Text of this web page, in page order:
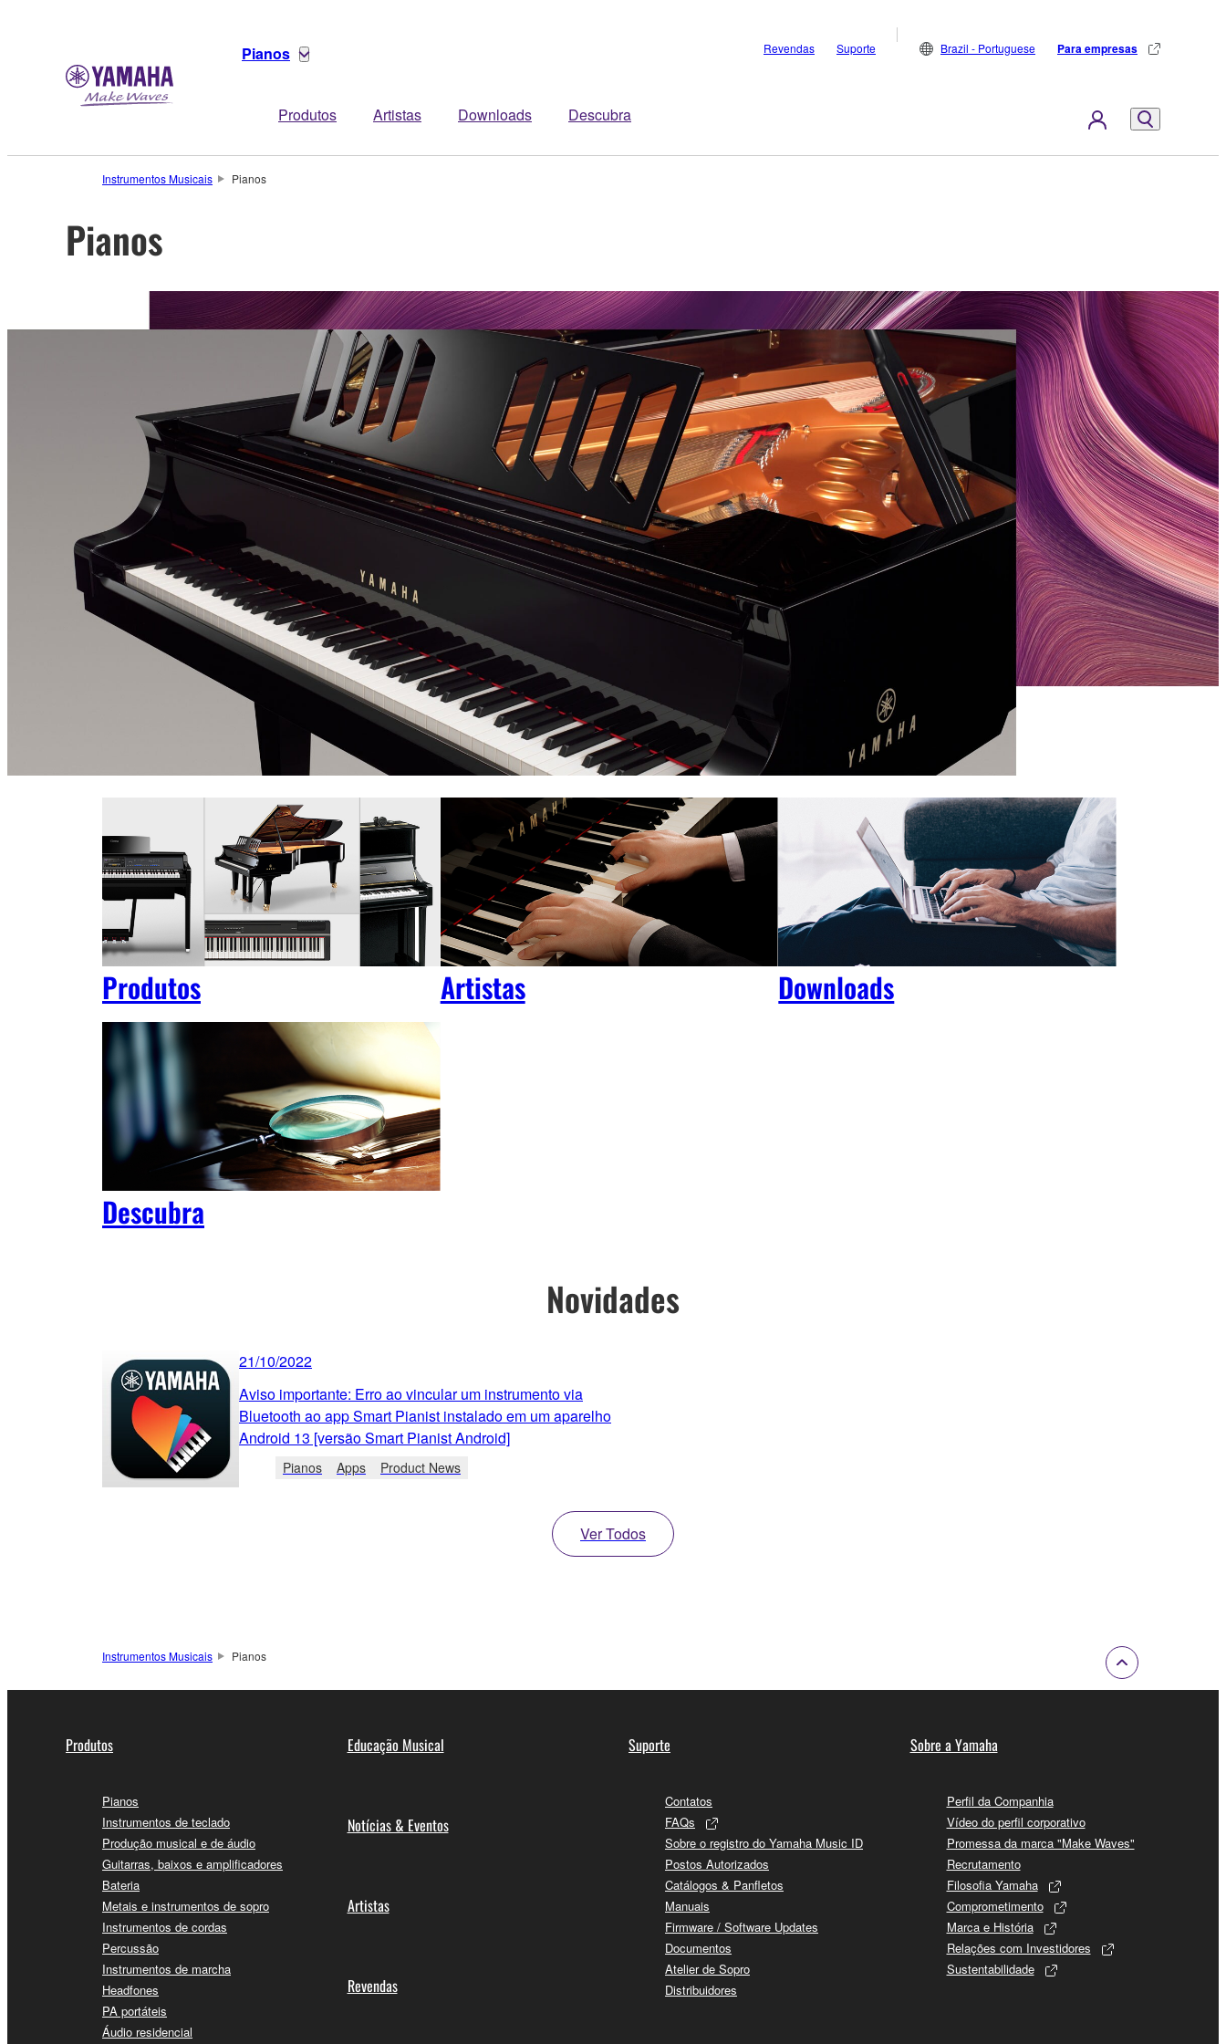
Pianos
Produtos Artistas Downloads Descubra
Revendas Suporte Brazil - Portuguese Para empresas
Instrumentos Musicais Pianos
Pianos
Produtos Artistas Downloads
Descubra
Novidades
21/10/2022
Aviso importante: Erro ao vincular um instrumento via
Bluetooth ao app Smart Pianist instalado em um aparelho
Android 13 [versão Smart Pianist Android]
Pianos Apps Product News
Ver Todos
Instrumentos Musicais Pianos
Produtos
Pianos
Instrumentos de teclado
Produção musical e de áudio
Guitarras, baixos e amplificadores
Bateria
Metais e instrumentos de sopro
Instrumentos de cordas
Percussão
Instrumentos de marcha
Headfones
PA portáteis
Áudio residencial
Educação Musical
Notícias & Eventos
Artistas
Revendas
Suporte
Contatos
FAQs
Sobre o registro do Yamaha Music ID
Postos Autorizados
Catálogos & Panfletos
Manuais
Firmware / Software Updates
Documentos
Atelier de Sopro
Distribuidores
Sobre a Yamaha
Perfil da Companhia
Vídeo do perfil corporativo
Promessa da marca "Make Waves"
Recrutamento
Filosofia Yamaha
Comprometimento
Marca e História
Relações com Investidores
Sustentabilidade